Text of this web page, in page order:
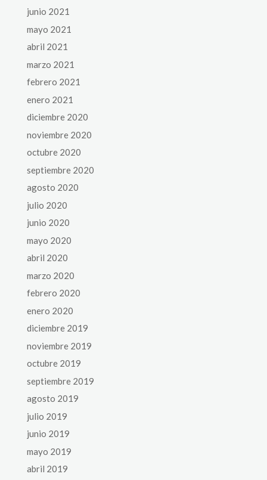
junio 2021
mayo 2021
abril 2021
marzo 2021
febrero 2021
enero 2021
diciembre 2020
noviembre 2020
octubre 2020
septiembre 2020
agosto 2020
julio 2020
junio 2020
mayo 2020
abril 2020
marzo 2020
febrero 2020
enero 2020
diciembre 2019
noviembre 2019
octubre 2019
septiembre 2019
agosto 2019
julio 2019
junio 2019
mayo 2019
abril 2019